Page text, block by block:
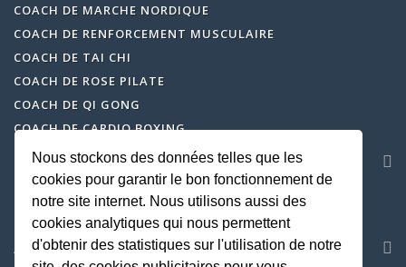
COACH DE MARCHE NORDIQUE
COACH DE RENFORCEMENT MUSCULAIRE
COACH DE TAI CHI
COACH DE ROSE PILATE
COACH DE QI GONG
COACH DE CARDIO BOXING
SERVICE CLIENT
CENTRE D'AIDE
hello@trainme.co
AVIS
Nous stockons des données telles que les
cookies pour garantir le bon fonctionnement de
notre site internet. Nous utilisons aussi des
cookies analytiques qui nous permettent
d'obtenir des statistiques sur l'utilisation de notre